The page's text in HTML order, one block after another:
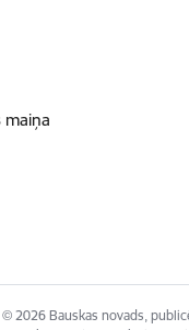
maiņa
© 2026 Bauskas novads,